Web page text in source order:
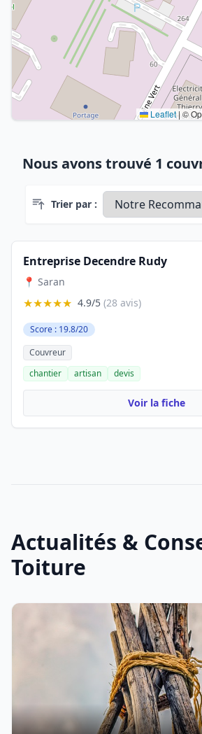
Leaflet |©
Nous avons trouvé 1
Trier par :
Entreprise Decendre Rudy
📍 Saran
★★★★★ 4.9/5 (28 avis)
Score : 19.8/20
Couvreur
chantier
artisan devis
Voir la fiche
Actualités &
Toiture